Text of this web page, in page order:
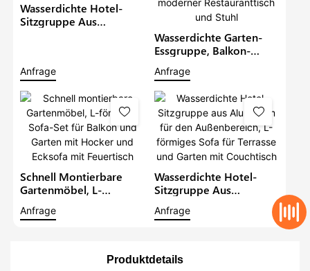
Wasserdichte Hotel-
Sitzgruppe Aus
Lounge-Sofa Mit
Couchtisch
Anfrage
Wasserdichte Garten-
Essgruppe, Balkon-
Essgruppe Mit Großem
Sessel, Hotelmöbel,
Outdoor-Stühle Mit
Tisch, Moderner
Restauranttisch Und
Stuhl
Anfrage
Schnell Montierbare
Gartenmöbel, L-
Balkon Und Garten Mit
Anfrage
Wasserdichte Hotel-
Sitzgruppe Aus
Außenbereich, L-
Couchtisch
Anfrage
Produktdetails